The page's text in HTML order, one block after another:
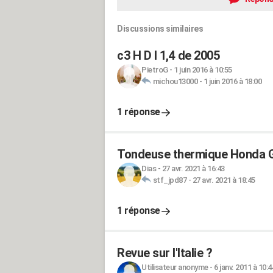
Discussions similaires
c3 H D I 1,4 de 2005
PietroG- 1 juin 2016 à 10:55
michou13000- 1 juin 2016 à 18:00
1 réponse
Tondeuse thermique Honda
Dias- 27 avr. 2021 à 16:43
stf_jpd87- 27 avr. 2021 à 18:45
1 réponse
Revue sur l'Italie ?
Utilisateur anonyme- 6 janv. 2011 à